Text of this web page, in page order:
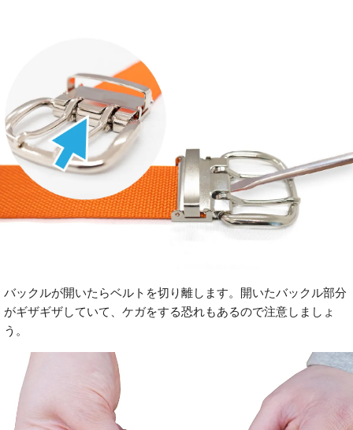
バックルが開いたらベルトを切り離します。開いたバックル部分
がギザギザしていて、ケガをする恐れもあるので注意しましょ
う。